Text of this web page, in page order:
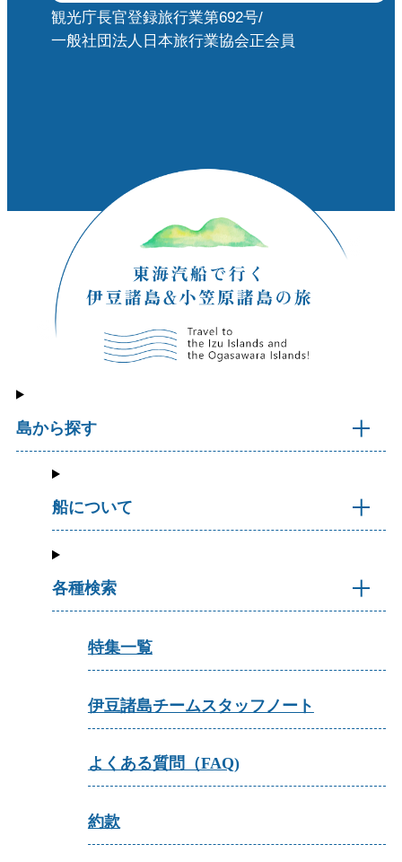
観光庁長官登録旅行業第692号/
一般社団法人日本旅行業協会正会員
島から探す
船について
各種検索
特集一覧
伊豆諸島チームスタッフノート
よくある質問（FAQ)
約款